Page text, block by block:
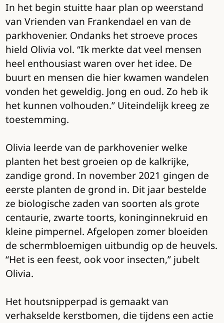
In het begin stuitte haar plan op weerstand
van Vrienden van Frankendael en van de
parkhovenier. Ondanks het stroeve proces
hield Olivia vol. “Ik merkte dat veel mensen
heel enthousiast waren over het idee. De
buurt en mensen die hier kwamen wandelen
vonden het geweldig. Jong en oud. Zo heb ik
het kunnen volhouden.” Uiteindelijk kreeg ze
toestemming.
Olivia leerde van de parkhovenier welke
planten het best groeien op de kalkrijke,
zandige grond. In november 2021 gingen de
eerste planten de grond in. Dit jaar bestelde
ze biologische zaden van soorten als grote
centaurie, zwarte toorts, koninginnekruid en
kleine pimpernel. Afgelopen zomer bloeiden
de schermbloemigen uitbundig op de heuvels.
“Het is een feest, ook voor insecten,” jubelt
Olivia.
Het houtsnipperpad is gemaakt van
verhakselde kerstbomen, die tijdens een actie